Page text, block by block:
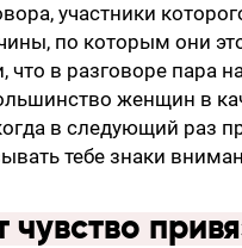
участники
по которым они
в разговоре пара
женщин в
в следующий раз
тебе знаки